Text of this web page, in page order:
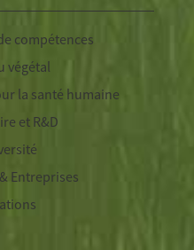
compétences
végétal
la santé humaine
et R&D
Entreprises